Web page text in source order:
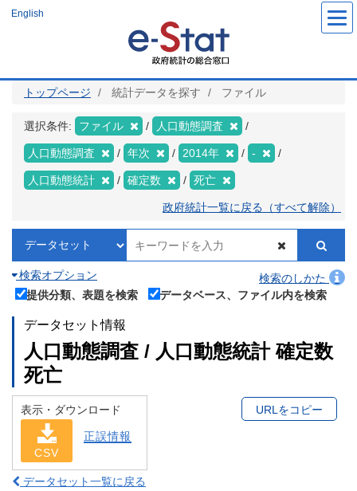
ツ
English
トップページ 統計データを探す ファイル
選択条件: ファイル 人口動態調査
人口動態調査 年次 2014年 -
人口動態統計 確定数 死亡
政府統計一覧に戻る（すべて解除）
検索オプション
検索のしかた
提供分類、表題を検索
データベース、ファイル内を検索
データセット情報
人口動態調査 / 人口動態統計 確定数
死亡
表示・ダウンロード
CSV
正誤情報
URLをコピー
データセット一覧に戻る